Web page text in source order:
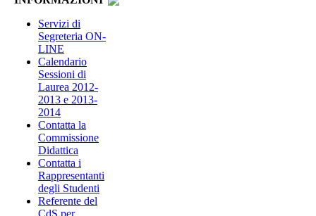
Servizi di
Segreteria ON-
LINE
Calendario
Sessioni di
Laurea 2012-
2013 e 2013-
2014
Contatta la
Commissione
Didattica
Contatta i
Rappresentanti
degli Studenti
Referente del
CdS per